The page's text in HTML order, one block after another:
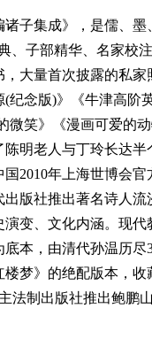
子集成》，是儒、
、子部精华、名家校
大量首次披露的私
纪念版)》《牛津高阶
微笑》《漫画可爱的
明老人与丁玲长达
2010年上海世博会官
版社推出著名诗人
变、文化内涵。现
本，由清代孙温历尽
梦》的绝配版本，
法制出版社推出鲍鹏